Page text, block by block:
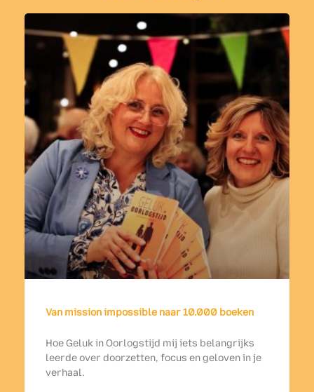
Van mission impossible naar 10.000 boeken
Hoe Geluk in Oorlogstijd mij iets belangrijks
leerde over doorzetten, focus en geloven in je
verhaal.